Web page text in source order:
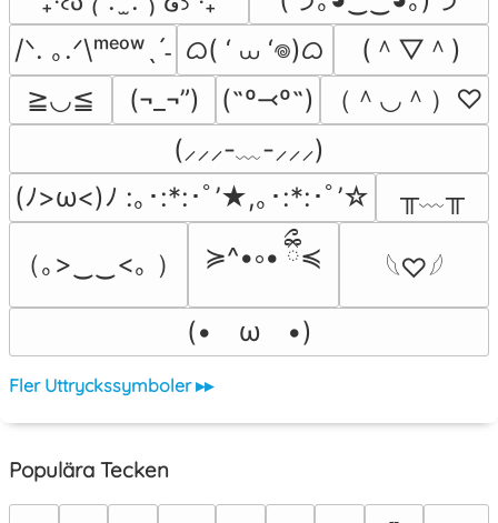
/ᐠ. ｡.ᐟ\ᵐᵉᵒʷˎˊ˗ ᜊ( ‘ ⩊ ‘𖦹)ᜊ
(＾▽＾)
≧◡≦
(¬_¬”) (˶º⤙º˶)
（＾◡＾）♡
(⸝⸝⸝-﹏-⸝⸝⸝)
(ﾉ>ω<)ﾉ :｡･:*:･ﾟ’★,｡･:*:･ﾟ’☆
╥﹏╥
（｡>‿‿<｡ ） ≽^•༚• ྀིྀ≼
𓆩♡𓆪
(•　ω　•)
Fler Uttryckssymboler ▸▸
Populära Tecken